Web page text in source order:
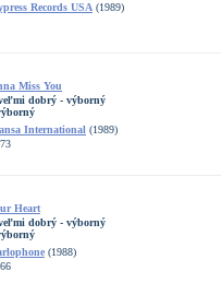
Records USA (1989)
Miss You
dobrý - výborný
International (1989)
Heart
dobrý - výborný
(1988)